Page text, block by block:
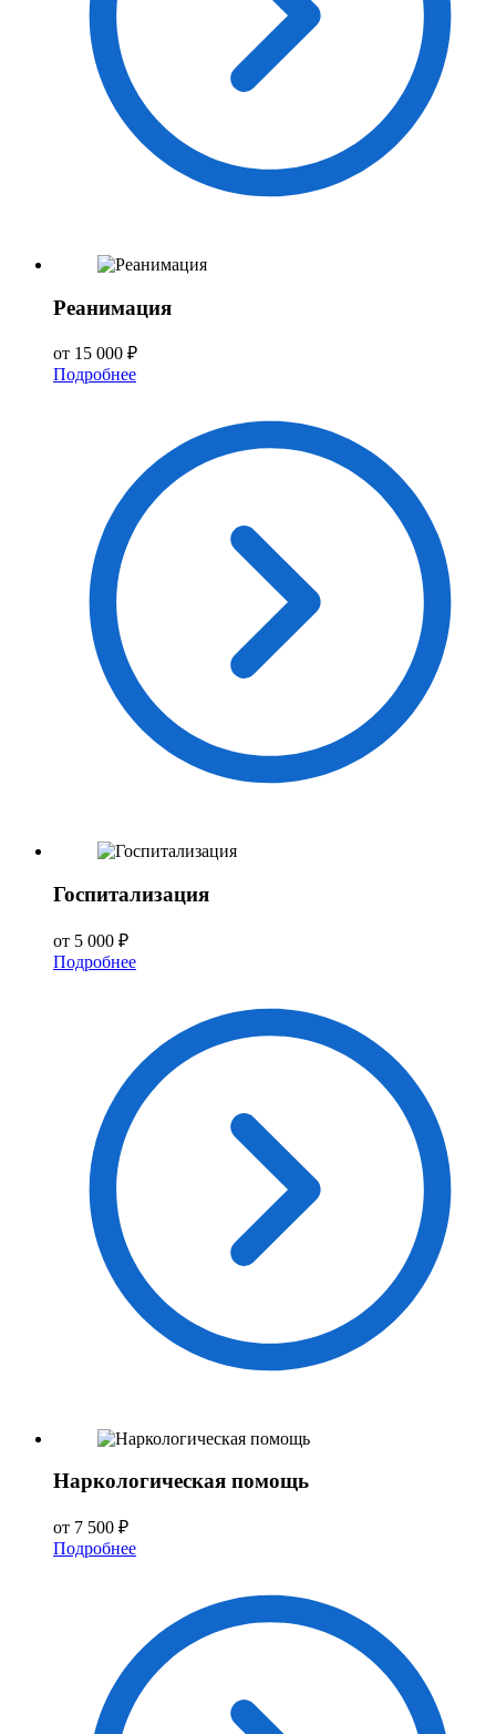
Реанимация
от 15 000 ₽
Подробнее
Госпитализация
от 5 000 ₽
Подробнее
Наркологическая помощь
от 7 500 ₽
Подробнее